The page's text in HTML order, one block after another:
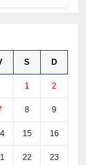
S D
1 2
8 9
15 16
22 23